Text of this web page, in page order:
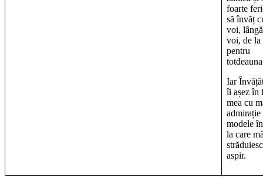
foarte
să învăț
voi, lângă
voi, de
pentru
Iar
îi așez în
mea cu
admirație
modele
la care
aspir.